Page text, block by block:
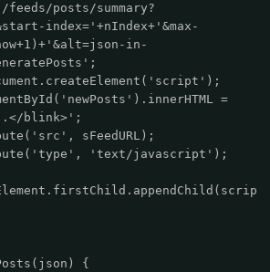
posts/summary?
index='+nIndex+'&max-
in-
=
blink>';
sFeedURL);
'text/javascript');
{